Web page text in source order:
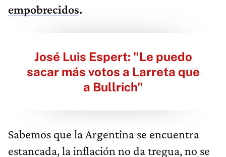
empobrecidos.
José Luis Espert: "Le puedo
sacar más votos a Larreta que
a Bullrich"
Sabemos que la Argentina se encuentra
estancada, la inflación no da tregua, no se